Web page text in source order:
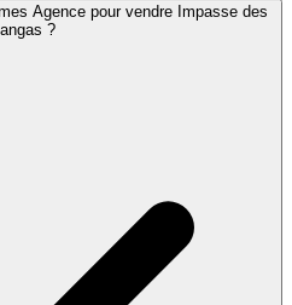
Agence pour vendre Impasse des
?